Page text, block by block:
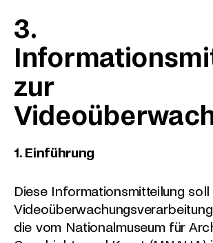
3.
zur
1. Einführung
Diese Informationsmitteilung
die vom Nationalmuseum für